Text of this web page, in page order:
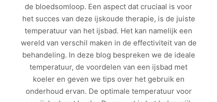
de bloedsomloop. Een aspect dat cruciaal is voor
het succes van deze ijskoude therapie, is de juiste
temperatuur van het ijsbad. Het kan namelijk een
wereld van verschil maken in de effectiviteit van de
behandeling. In deze blog bespreken we de ideale
temperatuur, de voordelen van een ijsbad met
koeler en geven we tips over het gebruik en
onderhoud ervan. De optimale temperatuur voor